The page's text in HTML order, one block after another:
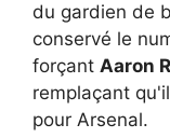
du gardien de
conservé le
forçant Aaron
remplaçant
pour Arsenal.